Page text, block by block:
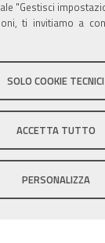
"Gestisci
ti invitiamo a
SOLO COOKIE TECNICI
ACCETTA TUTTO
PERSONALIZZA
Valuta
Comune di